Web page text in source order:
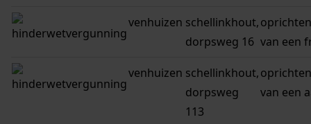
venhuizen schellinkhout,
dorpsweg 16 van een
venhuizen schellinkhout,
dorpsweg
113
van een